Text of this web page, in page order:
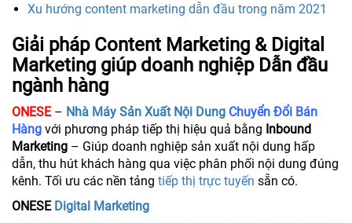
Xu hướng content marketing dẫn đầu trong năm 2021
Giải pháp Content Marketing & Digital
Marketing giúp doanh nghiệp Dẫn đầu
ngành hàng
ONESE– Nhà Máy Sản Xuất Nội Dung Chuyển Đổi Bán
Hàng với phương pháp tiếp thị hiệu quả bằng Inbound
Marketing – Giúp doanh nghiệp sản xuất nội dung hấp
dẫn, thu hút khách hàng qua việc phân phối nội dung đúng
kênh. Tối ưu các nền tảng tiếp thị trực tuyến sẵn có.
ONESE Digital Marketing